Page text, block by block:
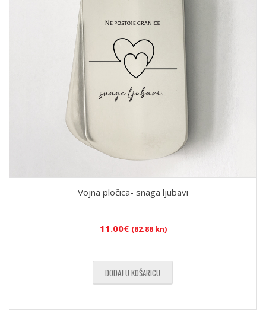
Vojna pločica- snaga ljubavi
11.00€ (82.88 kn)
DODAJ U KOŠARICU